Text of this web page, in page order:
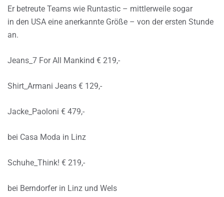
Er betreute Teams wie Runtastic – mittlerweile sogar
in den USA eine anerkannte Größe – von der ersten Stunde
an.
Jeans_7 For All Mankind € 219,-
Shirt_Armani Jeans € 129,-
Jacke_Paoloni € 479,-
bei Casa Moda in Linz
Schuhe_Think! € 219,-
bei Berndorfer in Linz und Wels